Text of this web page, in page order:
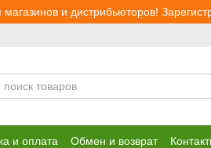
магазинов и дистрибьюторов!
и оплата Обмен и возврат